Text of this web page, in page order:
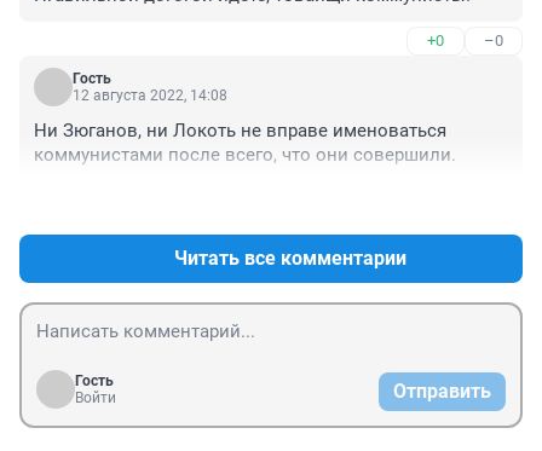
+0 –0
Гость
12 августа 2022, 14:08
Ни Зюганов, ни Локоть не вправе именоваться
коммунистами после всего, что они совершили.
Читать все комментарии
Гость
Войти
Отправить